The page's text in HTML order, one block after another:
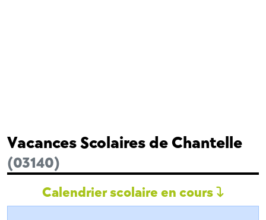
Vacances Scolaires de Chantelle
(03140)
Calendrier scolaire en cours